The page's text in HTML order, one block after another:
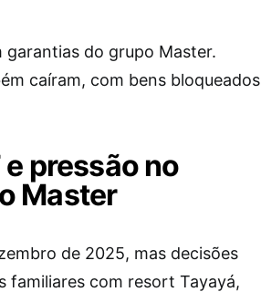
garantias do grupo Master.
caíram, com bens bloqueados
pressão no
Master
de 2025, mas decisões
familiares com resort Tayayá,